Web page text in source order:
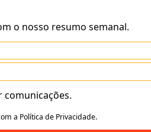
o nosso resumo semanal.
comunicações.
a Política de Privacidade.